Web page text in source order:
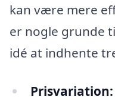
kan være mere
er nogle grunde
idé at indhente
Prisvariation: